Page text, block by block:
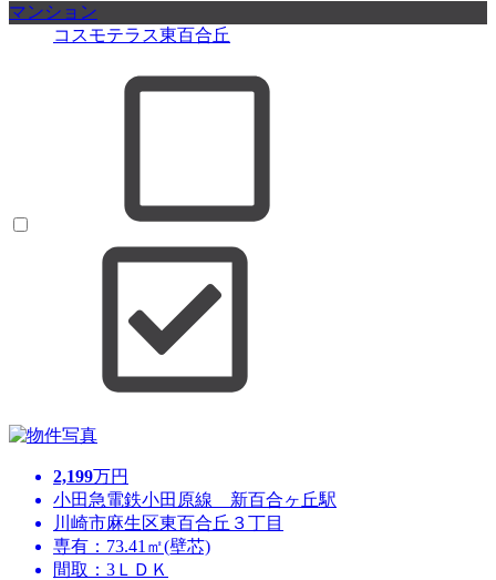
マンション
コスモテラス東百合丘
2,199万円
小田急電鉄小田原線 新百合ヶ丘駅
川崎市麻生区東百合丘３丁目
専有：73.41㎡(壁芯)
間取：3ＬＤＫ